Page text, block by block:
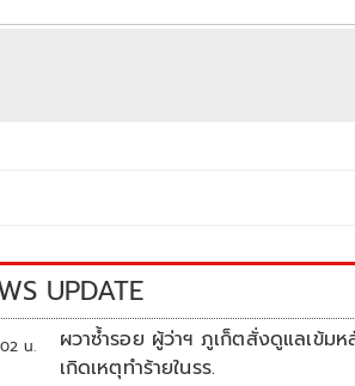
UPDATE
น.
ผวาซ้ำรอย ผู้ว่าฯ ภูเก็ตสั่งดูแลเข้มห
เกิดเหตุทำร้ายในรร.